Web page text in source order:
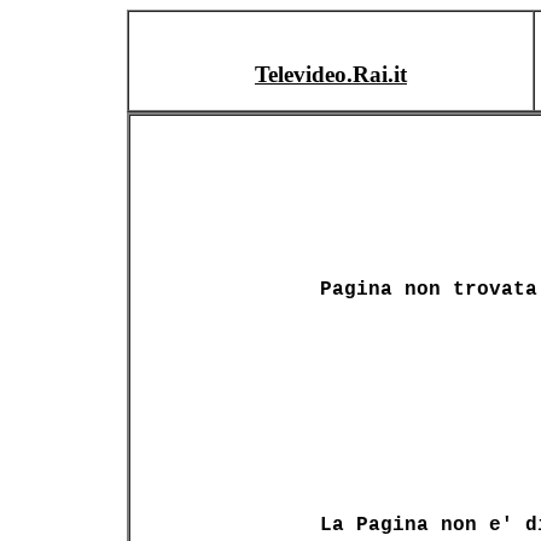
Televideo.Rai.it
Pagina non trovata
La Pagina non e'